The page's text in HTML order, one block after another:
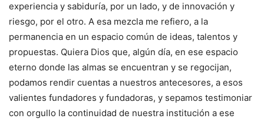
experiencia y sabiduría, por un lado, y de innovación y
riesgo, por el otro. A esa mezcla me refiero, a la
permanencia en un espacio común de ideas, talentos y
propuestas. Quiera Dios que, algún día, en ese espacio
eterno donde las almas se encuentran y se regocijan,
podamos rendir cuentas a nuestros antecesores, a esos
valientes fundadores y fundadoras, y sepamos testimoniar
con orgullo la continuidad de nuestra institución a ese